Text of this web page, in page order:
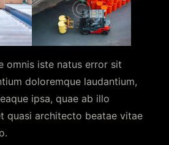
omnis iste natus error sit
doloremque laudantium,
ipsa, quae ab illo
quasi architecto beatae vitae